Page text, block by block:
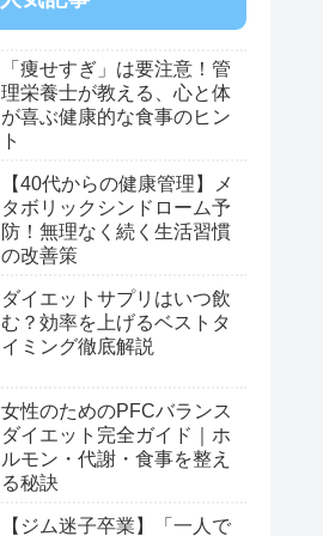
「痩せすぎ」は要注意！管
理栄養士が教える、心と体
が喜ぶ健康的な食事のヒン
ト
【40代からの健康管理】メ
タボリックシンドローム予
防！無理なく続く生活習慣
の改善策
ダイエットサプリはいつ飲
む？効率を上げるベストタ
イミング徹底解説
女性のためのPFCバランス
ダイエット完全ガイド｜ホ
ルモン・代謝・食事を整え
る秘訣
【ジム迷子卒業】「一人で